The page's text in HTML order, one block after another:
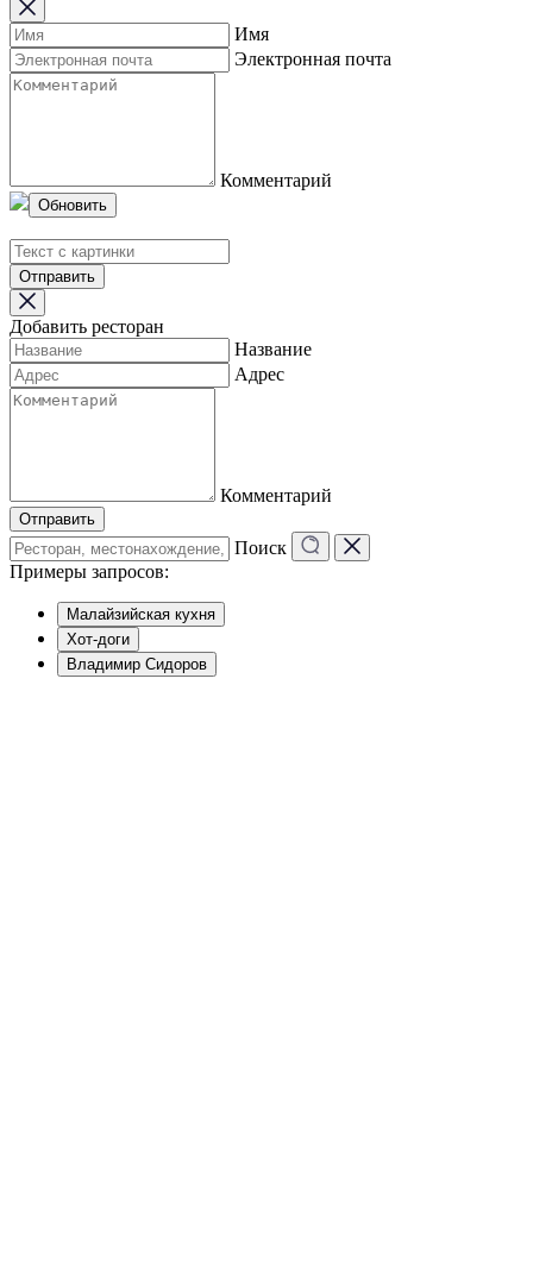
Имя
Электронная почта
Комментарий
Обновить
Отправить
Добавить ресторан
Название
Адрес
Комментарий
Отправить
Поиск
Примеры запросов:
Малайзийская кухня
Хот-доги
Владимир Сидоров